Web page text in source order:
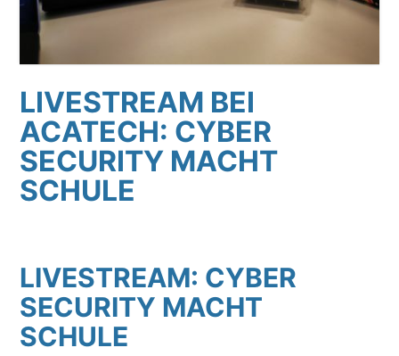
LIVESTREAM BEI
ACATECH: CYBER
SECURITY MACHT
SCHULE
LIVESTREAM: CYBER
SECURITY MACHT
SCHULE